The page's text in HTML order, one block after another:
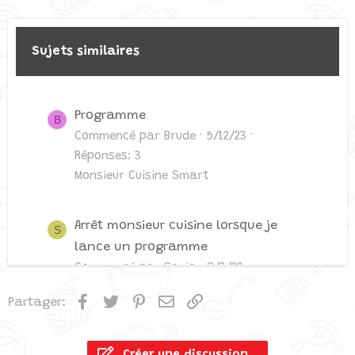
Verdana
Sujets similaires
B Programme
Commencé par Brude
5/12/23
Réponses: 3
Monsieur Cuisine Smart
S
Arrêt monsieur cuisine lorsque je
lance un programme
Commencé par Sonia
8/3/22
Monsieur Cuisine Smart
Partager: FacebookTwitterPinterest
Email